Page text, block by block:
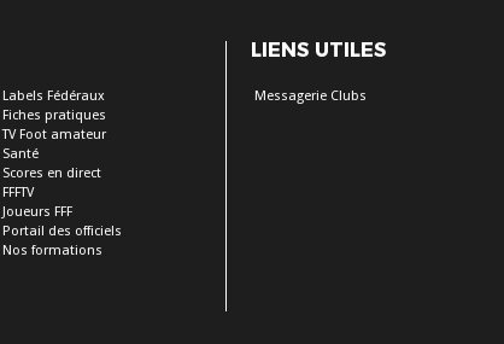
Labels Fédéraux
Fiches pratiques
TV Foot amateur
Santé
Scores en direct
FFFTV
Joueurs FFF
Portail des officiels
Nos formations
LIENS UTILES
Messagerie Clubs